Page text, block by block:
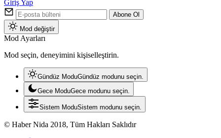
Giriş Yap
Abone Ol
Mod değiştir
Mod Ayarları
Mod seçin, deneyimini kişiselleştirin.
Gündüz ModuGündüz modunu seçin.
Gece ModuGece modunu seçin.
Sistem ModuSistem modunu seçin.
© Haber Nida 2018, Tüm Hakları Saklıdır